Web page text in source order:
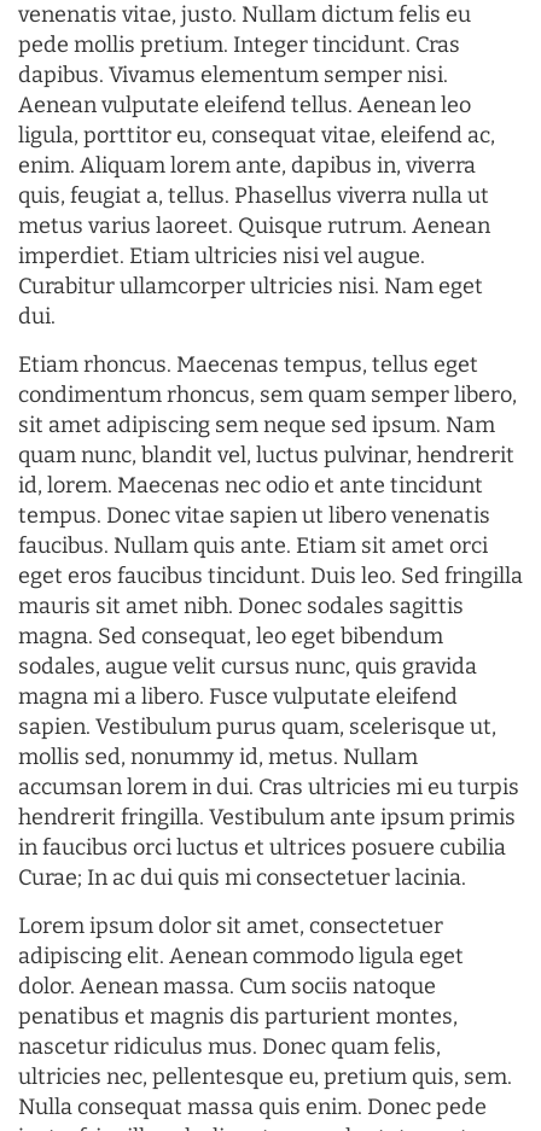
venenatis vitae, justo. Nullam dictum felis eu
pede mollis pretium. Integer tincidunt. Cras
dapibus. Vivamus elementum semper nisi.
Aenean vulputate eleifend tellus. Aenean leo
ligula, porttitor eu, consequat vitae, eleifend ac,
enim. Aliquam lorem ante, dapibus in, viverra
quis, feugiat a, tellus. Phasellus viverra nulla ut
metus varius laoreet. Quisque rutrum. Aenean
imperdiet. Etiam ultricies nisi vel augue.
Curabitur ullamcorper ultricies nisi. Nam eget
dui.
Etiam rhoncus. Maecenas tempus, tellus eget
condimentum rhoncus, sem quam semper libero,
sit amet adipiscing sem neque sed ipsum. Nam
quam nunc, blandit vel, luctus pulvinar, hendrerit
id, lorem. Maecenas nec odio et ante tincidunt
tempus. Donec vitae sapien ut libero venenatis
faucibus. Nullam quis ante. Etiam sit amet orci
eget eros faucibus tincidunt. Duis leo. Sed fringilla
mauris sit amet nibh. Donec sodales sagittis
magna. Sed consequat, leo eget bibendum
sodales, augue velit cursus nunc, quis gravida
magna mi a libero. Fusce vulputate eleifend
sapien. Vestibulum purus quam, scelerisque ut,
mollis sed, nonummy id, metus. Nullam
accumsan lorem in dui. Cras ultricies mi eu turpis
hendrerit fringilla. Vestibulum ante ipsum primis
in faucibus orci luctus et ultrices posuere cubilia
Curae; In ac dui quis mi consectetuer lacinia.
Lorem ipsum dolor sit amet, consectetuer
adipiscing elit. Aenean commodo ligula eget
dolor. Aenean massa. Cum sociis natoque
penatibus et magnis dis parturient montes,
nascetur ridiculus mus. Donec quam felis,
ultricies nec, pellentesque eu, pretium quis, sem.
Nulla consequat massa quis enim. Donec pede